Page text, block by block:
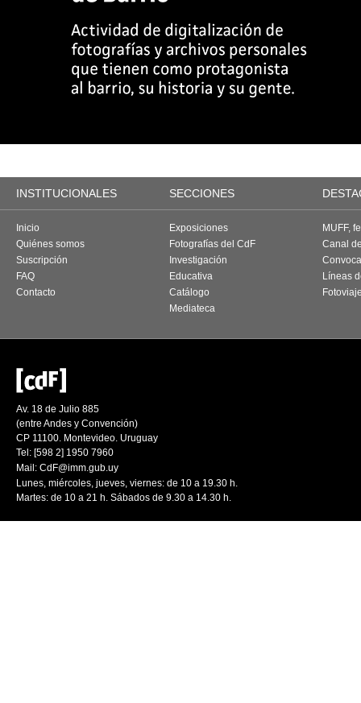
INSTITUCIONALES SECCIONES
Inicio
Quiénes somos
Suscripción
FAQ
Contacto
Exposiciones
Fotografías del CdF
Investigación
Educativa
Catálogo
Mediateca
MUFF,
Canal
Líneas
Av. 18 de Julio 885
(entre Andes y Convención)
CP 11100. Montevideo. Uruguay
Tel: [598 2] 1950 7960
Mail: CdF@imm.gub.uy
Lunes, miércoles, jueves, viernes: de 10 a 19.30 h.
Martes: de 10 a 21 h. Sábados de 9.30 a 14.30 h.